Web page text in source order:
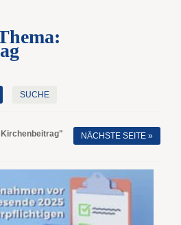
SUCHE
NÄCHSTE SEITE »